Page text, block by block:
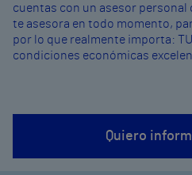
cuentas con un asesor personal
te asesora en todo momento,
por lo que realmente importa:
condiciones económicas
Quiero